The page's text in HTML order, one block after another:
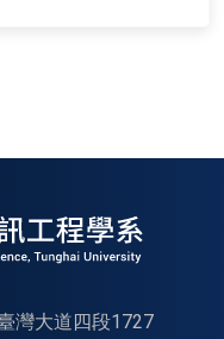
灣大道四段1727